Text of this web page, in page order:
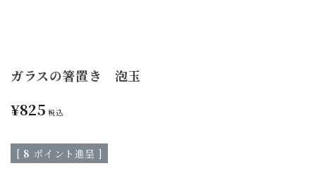
ガラスの箸置き 泡玉
¥825 税込
[ 8 ポイント進呈 ]